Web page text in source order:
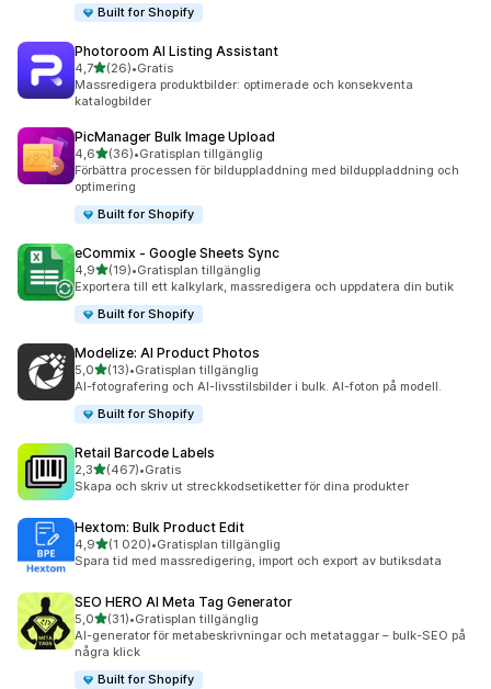
Built for Shopify
Photoroom AI Listing Assistant
4,7av 5 stjärnor
(26)
26 recensioner totalt
•Gratis
Massredigera produktbilder: optimerade och konsekventa
katalogbilder
PicManager Bulk Image Upload
4,6av 5 stjärnor
(36)
36 recensioner totalt
•Gratisplan tillgänglig
Förbättra processen för bilduppladdning med bilduppladdning och
optimering
Built for Shopify
eCommix ‑ Google Sheets Sync
4,9av 5 stjärnor
(19)
19 recensioner totalt
•Gratisplan tillgänglig
Exportera till ett kalkylark, massredigera och uppdatera din butik
Built for Shopify
Modelize: AI Product Photos
5,0av 5 stjärnor
(13)
13 recensioner totalt
•Gratisplan tillgänglig
AI-fotografering och AI-livsstilsbilder i bulk. AI-foton på modell.
Built for Shopify
Retail Barcode Labels
2,3av 5 stjärnor
(467)
467 recensioner totalt
•Gratis
Skapa och skriv ut streckkodsetiketter för dina produkter
Hextom: Bulk Product Edit
4,9av 5 stjärnor
(1 020)
1020 recensioner totalt
•Gratisplan tillgänglig
Spara tid med massredigering, import och export av butiksdata
SEO HERO AI Meta Tag Generator
5,0av 5 stjärnor
(31)
31 recensioner totalt
•Gratisplan tillgänglig
AI-generator för metabeskrivningar och metataggar – bulk-SEO på
några klick
Built for Shopify